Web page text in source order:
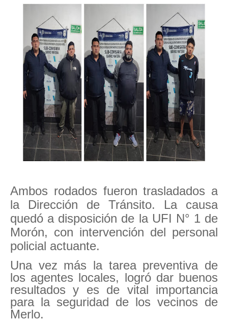
Ambos rodados fueron trasladados a
la Dirección de Tránsito. La causa
quedó a disposición de la UFI N° 1 de
Morón, con intervención del personal
policial actuante.
Una vez más la tarea preventiva de
los agentes locales, logró dar buenos
resultados y es de vital importancia
para la seguridad de los vecinos de
Merlo.